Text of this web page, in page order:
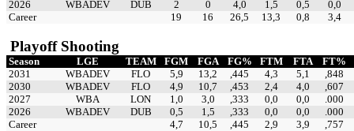
2026
WBADEV DUB 2 0 4,0 1,5 0,5
0,0
Career
19 16 26,5 13,3 0,8 3,4
Playoff Shooting
Season LGE TEAM FGM FGA FG% FTM FTA
FT%
2031
WBADEV FLO 5,9 13,2 ,445 4,3 5,1
,848
2030
WBADEV FLO 4,9 10,7 ,453 2,4 4,0
,607
2027
WBA LON 1,0 3,0 ,333 0,0 0,0
.000
2026
WBADEV DUB 0,5 1,5 ,333 0,0 0,0
.000
Career
4,7 10,5 ,445 2,9 3,9 ,757